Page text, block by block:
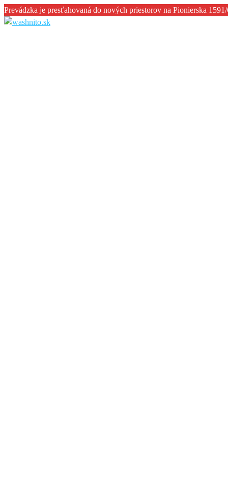
Prevádzka je presťahovaná do nových priestorov na Pionierska